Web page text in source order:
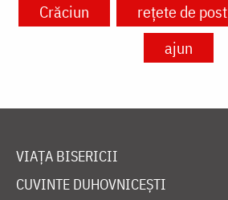
Crăciun rețete de post
ajun
VIAȚA BISERICII
CUVINTE DUHOVNICEȘTI